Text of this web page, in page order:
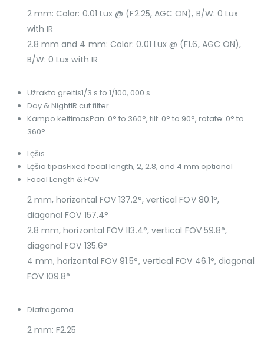
2 mm: Color: 0.01 Lux @ (F2.25, AGC ON), B/W: 0 Lux
with IR
2.8 mm and 4 mm: Color: 0.01 Lux @ (F1.6, AGC ON),
B/W: 0 Lux with IR
Užrakto greitis1/3 s to 1/100, 000 s
Day & NightIR cut filter
Kampo keitimasPan: 0° to 360°, tilt: 0° to 90°, rotate: 0° to
360°
Lęšis
Lęšio tipasFixed focal length, 2, 2.8, and 4 mm optional
Focal Length & FOV
2 mm, horizontal FOV 137.2°, vertical FOV 80.1°,
diagonal FOV 157.4°
2.8 mm, horizontal FOV 113.4°, vertical FOV 59.8°,
diagonal FOV 135.6°
4 mm, horizontal FOV 91.5°, vertical FOV 46.1°, diagonal
FOV 109.8°
Diafragama
2 mm: F2.25